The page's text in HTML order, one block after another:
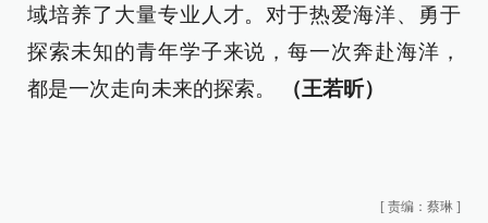
域培养了大量专业人才。对于热爱海洋、勇于
探索未知的青年学子来说，每一次奔赴海洋，
都是一次走向未来的探索。
（王若昕）
[ 责编：蔡琳 ]